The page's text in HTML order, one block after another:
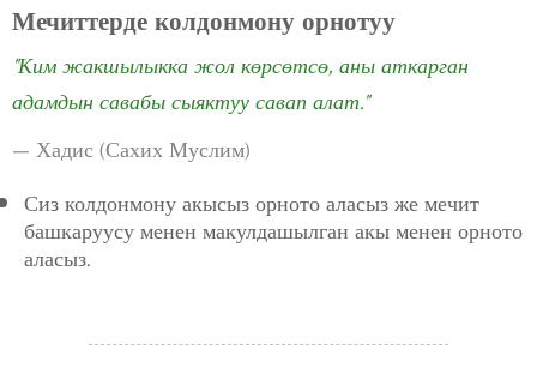
Мечиттерде колдонмону орнотуу
"Ким жакшылыкка жол көрсөтсө, аны аткарган
адамдын савабы сыяктуу савап алат."
— Хадис (Сахих Муслим)
Сиз колдонмону акысыз орното аласыз же мечит
башкаруусу менен макулдашылган акы менен орното
аласыз.